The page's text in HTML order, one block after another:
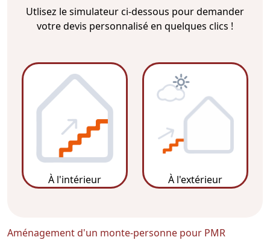
Utlisez le simulateur ci-dessous pour demander
votre devis personnalisé en quelques clics !
À l'intérieur À l'extérieur
Aménagement d'un monte-personne pour PMR